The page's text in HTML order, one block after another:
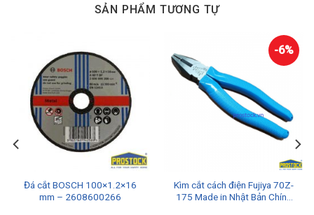
SẢN PHẨM TƯƠNG TỰ
Đá cắt BOSCH 100×1.2×16
mm – 2608600266
-6%
Kìm cắt cách điện Fujiya 70Z-
175 Made in Nhật Bản Chính